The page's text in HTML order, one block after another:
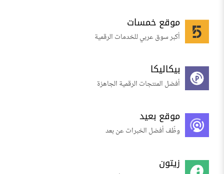
موقع خمسات
أكبر سوق عربي للخدمات الرقمية
بيكاليكا
أفضل المنتجات الرقمية الجاهزة
موقع بعيد
وظّف أفضل الخبرات عن بعد
زيتون